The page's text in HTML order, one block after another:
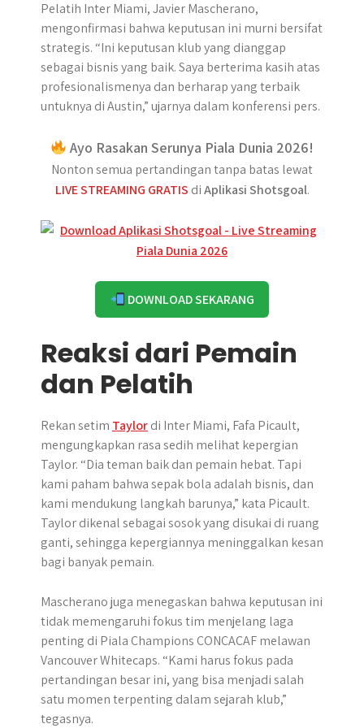
Pelatih Inter Miami, Javier Mascherano,
mengonfirmasi bahwa keputusan ini murni bersifat
strategis. “Ini keputusan klub yang dianggap
sebagai bisnis yang baik. Saya berterima kasih atas
profesionalismenya dan berharap yang terbaik
untuknya di Austin,” ujarnya dalam konferensi pers.
Ayo Rasakan Serunya Piala Dunia 2026!
Nonton semua pertandingan tanpa batas lewat
LIVE STREAMING GRATIS diAplikasi Shotsgoal.
DOWNLOAD SEKARANG
Reaksi dari Pemain
dan Pelatih
Rekan setim Taylordi Inter Miami, Fafa Picault,
mengungkapkan rasa sedih melihat kepergian
Taylor. “Dia teman baik dan pemain hebat. Tapi
kami paham bahwa sepak bola adalah bisnis, dan
kami mendukung langkah barunya,” kata Picault.
Taylor dikenal sebagai sosok yang disukai di ruang
ganti, sehingga kepergiannya meninggalkan kesan
bagi banyak pemain.
Mascherano juga menegaskan bahwa keputusan ini
tidak memengaruhi fokus tim menjelang laga
penting di Piala Champions CONCACAF melawan
Vancouver Whitecaps. “Kami harus fokus pada
pertandingan besar ini, yang bisa menjadi salah
satu momen terpenting dalam sejarah klub,”
tegasnya.